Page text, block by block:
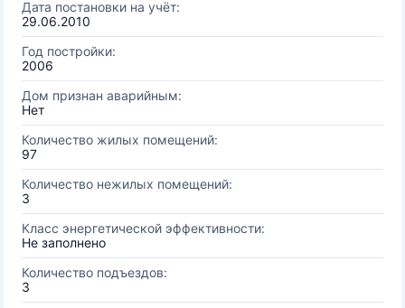
Дата постановки на учёт:
29.06.2010
Год постройки:
2006
Дом признан аварийным:
Нет
Количество жилых помещений:
97
Количество нежилых помещений:
3
Класс энергетической эффективности:
Не заполнено
Количество подъездов:
3